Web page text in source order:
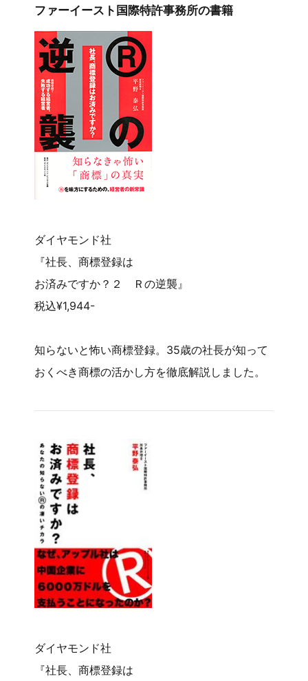
ファーイースト国際特許事務所の書籍
ダイヤモンド社
『社長、商標登録は
お済みですか？２ Ｒの逆襲』
税込¥1,944-
知らないと怖い商標登録。35歳の社長が知って
おくべき商標の活かし方を徹底解説しました。
ダイヤモンド社
『社長、商標登録は